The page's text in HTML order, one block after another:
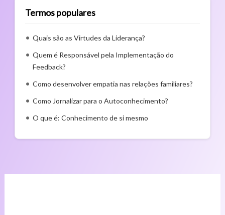
Termos populares
Quais são as Virtudes da Liderança?
Quem é Responsável pela Implementação do
Feedback?
Como desenvolver empatia nas relações familiares?
Como Jornalizar para o Autoconhecimento?
O que é: Conhecimento de si mesmo